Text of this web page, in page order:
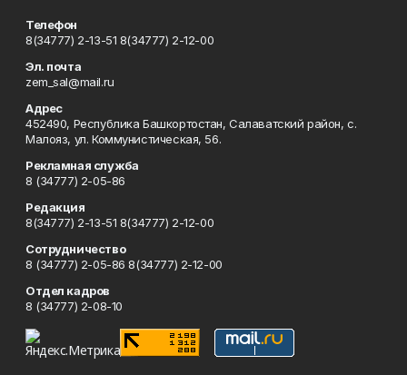
Телефон
8(34777) 2-13-51 8(34777) 2-12-00
Эл. почта
zem_sal@mail.ru
Адрес
452490, Республика Башкортостан, Салаватский район, с.
Малояз, ул. Коммунистическая, 56.
Рекламная служба
8 (34777) 2-05-86
Редакция
8(34777) 2-13-51 8(34777) 2-12-00
Сотрудничество
8 (34777) 2-05-86 8(34777) 2-12-00
Отдел кадров
8 (34777) 2-08-10